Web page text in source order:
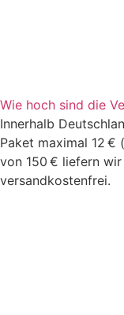
Wie hoch sind die
Innerhalb
Paket maximal 12 €
von 150 € liefern
versandkostenfrei.